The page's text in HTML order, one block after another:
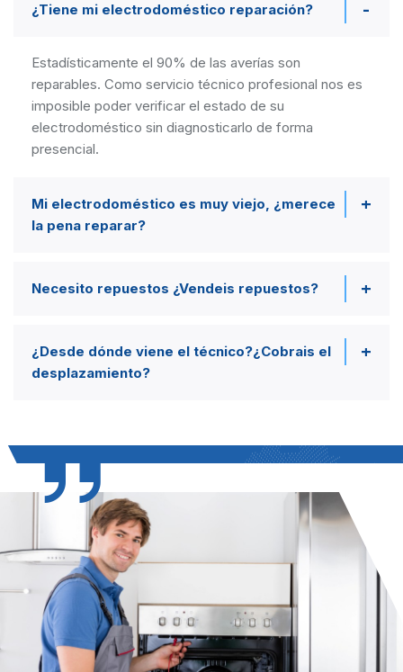
¿Tiene mi electrodoméstico reparación?
Estadísticamente el 90% de las averías son
reparables. Como servicio técnico profesional nos es
imposible poder verificar el estado de su
electrodoméstico sin diagnosticarlo de forma
presencial.
Mi electrodoméstico es muy viejo, ¿merece
la pena reparar?
Necesito repuestos ¿Vendeis repuestos?
¿Desde dónde viene el técnico?¿Cobrais el
desplazamiento?